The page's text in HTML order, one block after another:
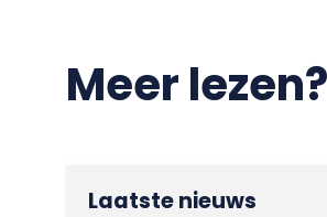
Meer lezen?
Laatste nieuws